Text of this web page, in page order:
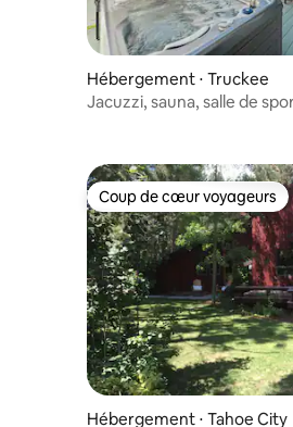
Hébergement ⋅ Truckee
Jacuzzi, sauna, salle de
Coup de cœur voyageurs
Coup de cœur voyageurs
Hébergement ⋅ Tahoe City